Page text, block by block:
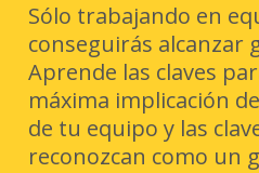
Sólo trabajando en
conseguirás alcanzar
Aprende las claves
máxima implicación
de tu equipo y las
reconozcan como un